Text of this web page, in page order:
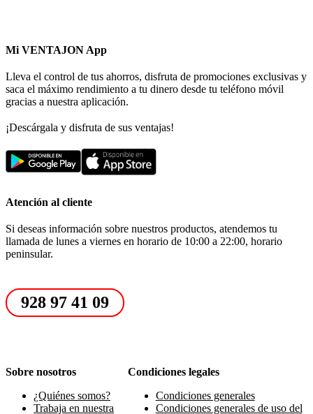
Mi VENTAJON App
Lleva el control de tus ahorros, disfruta de promociones exclusivas y
saca el máximo rendimiento a tu dinero desde tu teléfono móvil
gracias a nuestra aplicación.
¡Descárgala y disfruta de sus ventajas!
Atención al cliente
Si deseas información sobre nuestros productos, atendemos tu
llamada de lunes a viernes en horario de 10:00 a 22:00, horario
peninsular.
928 97 41 09
Sobre nosotros
¿Quiénes somos?
Trabaja en nuestra
Condiciones legales
Condiciones generales
Condiciones generales de uso del